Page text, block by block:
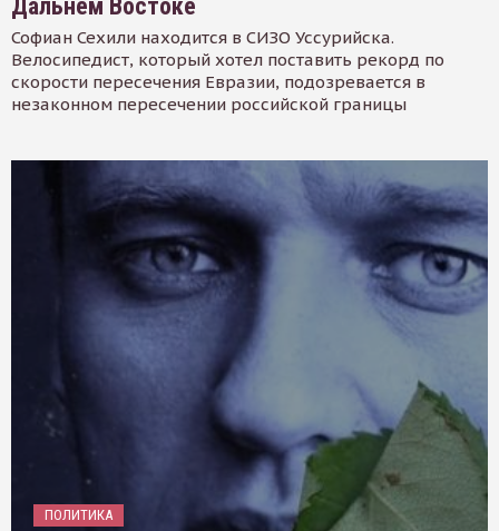
Дальнем Востоке
Софиан Сехили находится в СИЗО Уссурийска.
Велосипедист, который хотел поставить рекорд по
скорости пересечения Евразии, подозревается в
незаконном пересечении российской границы
ПОЛИТИКА